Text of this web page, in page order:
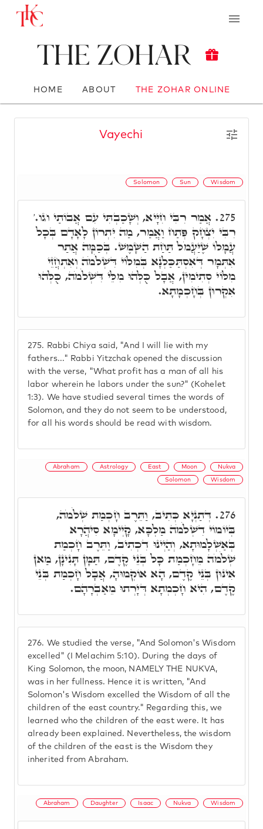
The Zohar
HOME ABOUT THE ZOHAR ONLINE
Vayechi
Solomon Sun Wisdom
275. Rabbi Chiya said, "And I will lie with my
fathers..." Rabbi Yitzchak opened the discussion
with the verse, "What profit has a man of all his
labor wherein he labors under the sun?" (Kohelet
1:3). We have studied several times the words of
Solomon, and they do not seem to be understood,
for all his words should be read with wisdom.
275. אֲמַר רִבִּי חִיָּיא, וְשָׁכַבְתִּי עִם אֲבוֹתַי וגו.'
רִבִּי יִצְחָק פְּתַח וַאֲמַר, מַה יִּתְרוֹן לָאָדָם בְּכָל
עֲמָלוֹ שֶׁיַּעֲמֹל תַּחַת הַשָּׁמֶשׁ. בְּכַמָּה אֲתַר
אִתְּמָר דְּאִסְתַּכַּלְנָא בְּמִלּוֹי דִּשְׁלֹמֹה וְאִתְחֲזֵי
מִלּוֹי סְתִימִין, אֲבָל כֻּלְּהוּ מִלֵּי דִּשְׁלֹמֹה, כֻּלְּהוּ
אִקְרוּן בְּחָכְמָתָא.
Abraham Astrology East Moon Nukva
Solomon Wisdom
276. We studied the verse, "And Solomon's Wisdom
excelled" (I Melachim 5:10). During the days of
King Solomon, the moon, NAMELY THE NUKVA,
was in her fullness. Hence it is written, "And
Solomon's Wisdom excelled the Wisdom of all the
children of the east country." Regarding this, we
learned who the children of the east were. It has
already been explained. Nevertheless, the wisdom
of the children of the east is the Wisdom they
inherited from Abraham.
276. דְּתַנְיָא כְּתִיב, וַתֵּרֶב חָכְמַת שְׁלֹמֹה,
בְּיוֹמוֹי דִשְׁלֹמֹה מַלְכָּא, קָיְימָא סִיהֲרָא
בְּאַשְׁלָמוּתָא, וְהַיְינוּ דִכְתִיב, וַתֵּרֶב חָכְמַת
שְׁלֹמֹה מֵחָכְמַת כָּל בְּנֵי קֶדֶם, תַּמָּן תָּנִינָן, מַאן
אִינוּן בְּנֵי קֶדֶם, הָא אוֹקְמוּהָ, אֲבָל חָכְמַת בְּנֵי
קֶדֶם, הִיא חָכְמְתָא דְּיָרְתוּ מֵאַבְרָהָם.
Abraham Daughter Isaac Nukva Wisdom